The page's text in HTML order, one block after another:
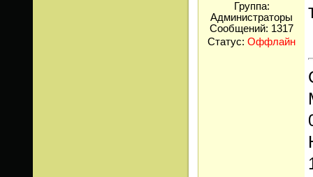
Группа:
Администраторы
Сообщений: 1317
Статус: Оффлайн